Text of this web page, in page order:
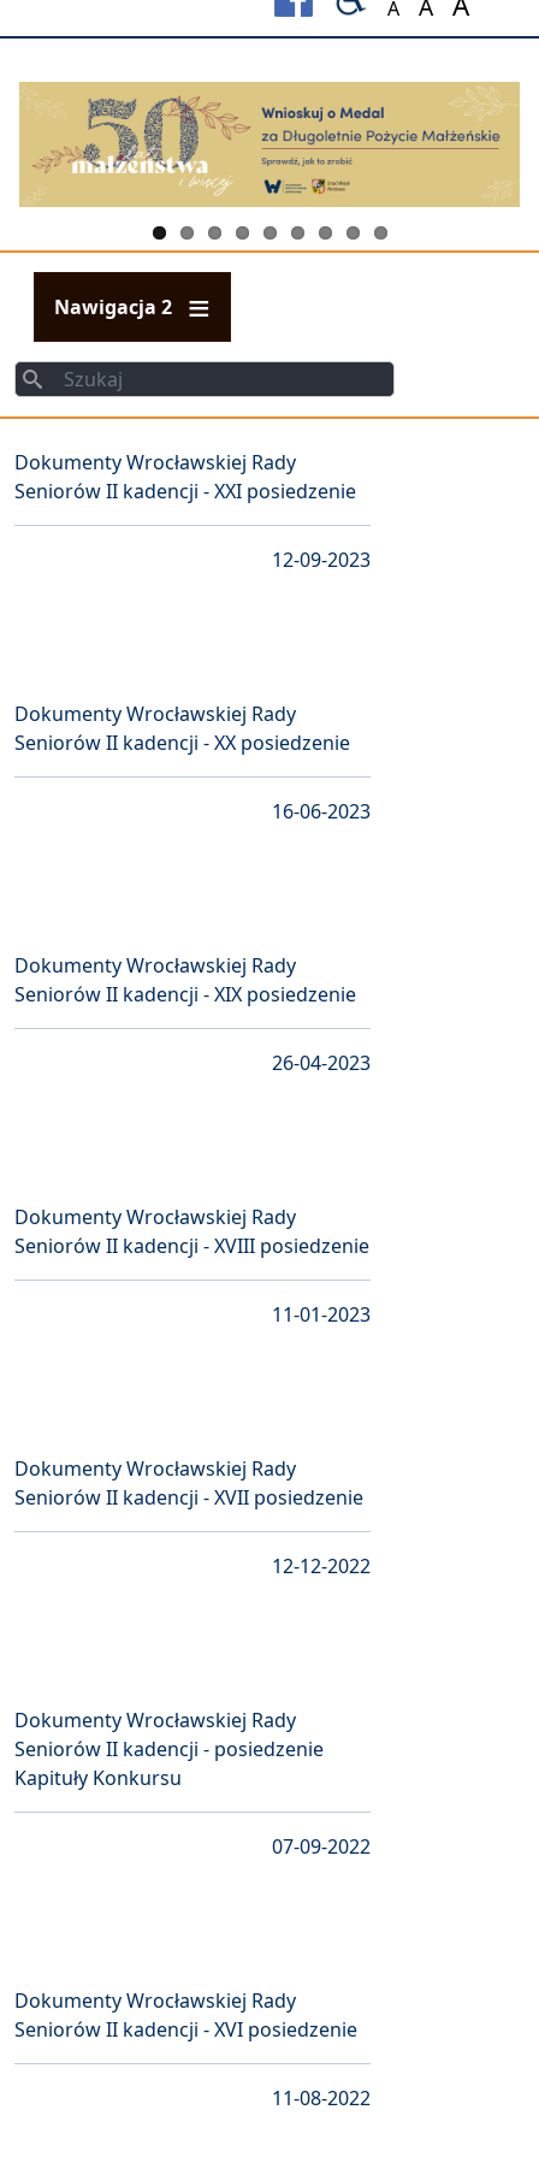
A
Set font size to
Set font
Set
Nawigacja 2
Szukaj
Szukaj
Dokumenty Wrocławskiej Rady
Seniorów II kadencji - XXI posiedzenie
12-09-2023
Dokumenty Wrocławskiej Rady
Seniorów II kadencji - XX posiedzenie
16-06-2023
Dokumenty Wrocławskiej Rady
Seniorów II kadencji - XIX posiedzenie
26-04-2023
Dokumenty Wrocławskiej Rady
Seniorów II kadencji - XVIII posiedzenie
11-01-2023
Dokumenty Wrocławskiej Rady
Seniorów II kadencji - XVII posiedzenie
12-12-2022
Dokumenty Wrocławskiej Rady
Seniorów II kadencji - posiedzenie
Kapituły Konkursu
07-09-2022
Dokumenty Wrocławskiej Rady
Seniorów II kadencji - XVI posiedzenie
11-08-2022